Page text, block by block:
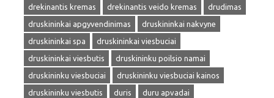
drekinantis kremas
drekinantis veido kremas
drudimas
druskininkai apgyvendinimas
druskininkai nakvyne
druskininkai spa
druskininkai viesbuciai
druskininkai viesbutis
druskininku poilsio namai
druskininku viesbuciai
druskininku viesbuciai kainos
druskininku viesbutis
duris
duru apvadai